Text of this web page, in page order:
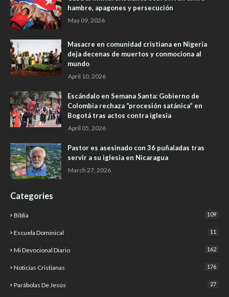
hambre, apagones y persecución
May 09, 2026
Masacre en comunidad cristiana en Nigeria
deja decenas de muertos y conmociona al
mundo
April 10, 2026
Escándalo en Semana Santa: Gobierno de
Colombia rechaza “procesión satánica” en
Bogotá tras actos contra iglesia
April 05, 2026
Pastor es asesinado con 36 puñaladas tras
servir a su iglesia en Nicaragua
March 27, 2026
Categories
Biblia 109
Escuela Dominical 11
Mi Devocional Diario 162
Noticias Cristianas 176
Parábolas De Jesús 27